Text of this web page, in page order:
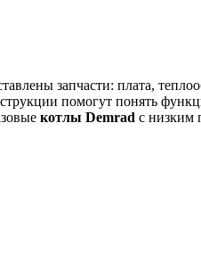
запчасти: плата,
помогут понять
котлы Demrad с низким